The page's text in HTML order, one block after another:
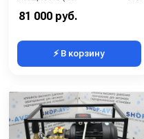
Электропитание (В):
81 000 руб.
⚡ В корзину